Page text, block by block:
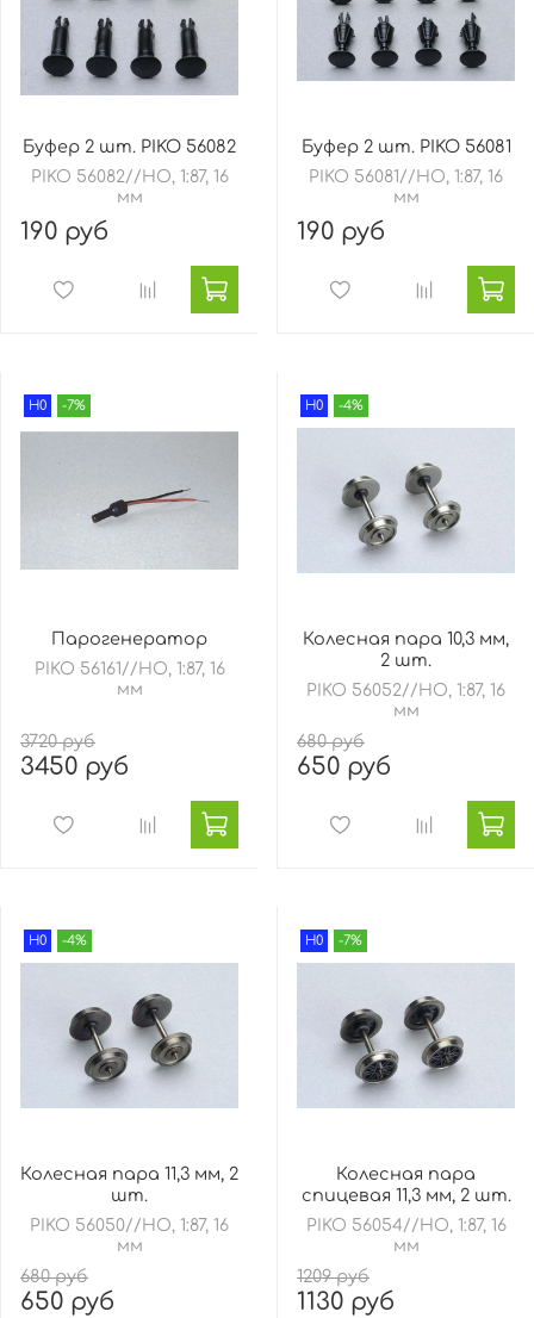
Буфер 2 шт. PIKO 56082
PIKO 56082//HO, 1:87, 16
мм
190 руб
Буфер 2 шт. PIKO 56081
PIKO 56081//HO, 1:87, 16
мм
190 руб
H0 -7%
Парогенератор
PIKO 56161//HO, 1:87, 16
мм
3720 руб
3450 руб
H0 -4%
Колесная пара 10,3 мм,
2 шт.
PIKO 56052//HO, 1:87, 16
мм
680 руб
650 руб
H0 -4%
Колесная пара 11,3 мм, 2
шт.
PIKO 56050//HO, 1:87, 16
мм
680 руб
650 руб
H0 -7%
Колесная пара
спицевая 11,3 мм, 2 шт.
PIKO 56054//HO, 1:87, 16
мм
1209 руб
1130 руб